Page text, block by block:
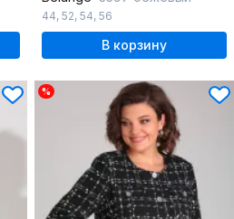
44, 52, 54, 56
В корзину
%